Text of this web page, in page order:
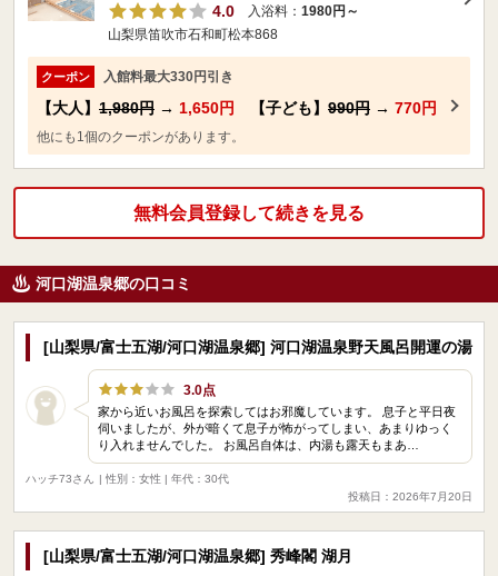
4.0
入浴料： 1980円～
山梨県笛吹市石和町松本868
クーポン 入館料最大330円引き
【大人】 1,980円 → 1,650円 【子ども】 990円 → 770円
他にも1個のクーポンがあります。
無料会員登録して続きを見る
河口湖温泉郷の口コミ
[山梨県/富士五湖/河口湖温泉郷] 河口湖温泉野天風呂開運の湯
3.0点
家から近いお風呂を探索してはお邪魔しています。 息子と平日夜
伺いましたが、外が暗くて息子が怖がってしまい、あまりゆっく
り入れませんでした。 お風呂自体は、内湯も露天もまあ…
ハッチ73さん
| 性別：女性 | 年代：30代
投稿日：2026年7月20日
[山梨県/富士五湖/河口湖温泉郷] 秀峰閣 湖月